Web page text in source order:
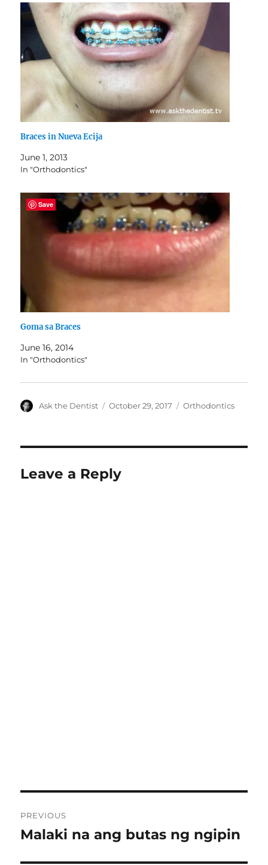
Braces in Nueva Ecija
June 1, 2013
In "Orthodontics"
Goma sa Braces
June 16, 2014
In "Orthodontics"
Author
Ask the Dentist
Posted
October 29, 2017 Categories
Orthodontics
Leave a Reply
navigation
PREVIOUS
Previous
Malaki na ang butas ng ngipin
Save